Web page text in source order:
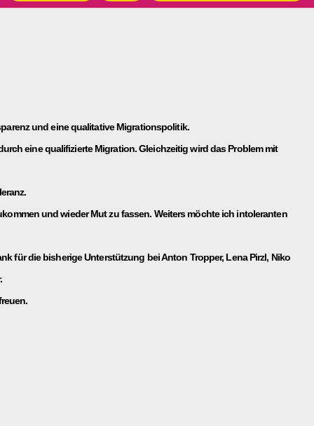
und eine qualitative Migrationspolitik.
eine qualifizierte Migration. Gleichzeitig wird das Problem mit
und wieder Mut zu fassen. Weiters möchte ich intoleranten
für die bisherige Unterstützung bei Anton Tropper, Lena Pirzl, Niko